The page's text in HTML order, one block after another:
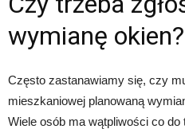
wymianę okien?
Często zastanawiamy się, czy
mieszkaniowej planowaną
Wiele osób ma wątpliwości co